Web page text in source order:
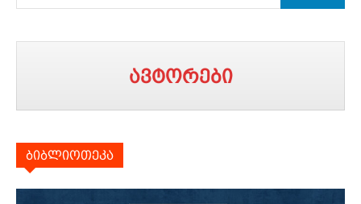
ავტორები
ბიბლიოთეკა